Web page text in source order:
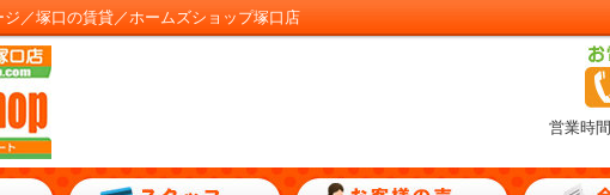
／塚口の賃貸／ホームズショップ塚口店
営業時